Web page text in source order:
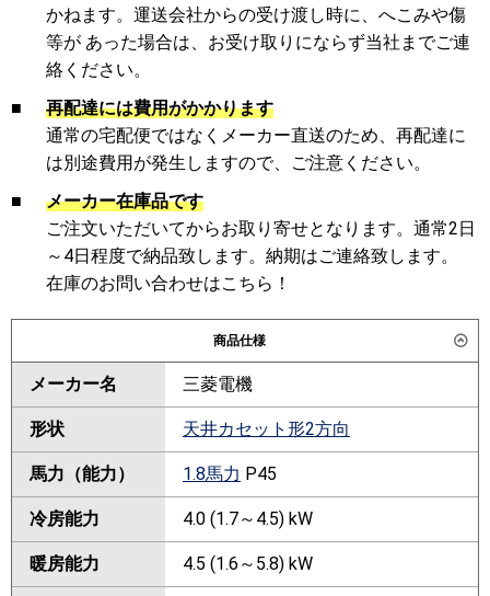
かねます。運送会社からの受け渡し時に、へこみや傷
等が あった場合は、お受け取りにならず当社までご連
絡ください。
■
再配達には費用がかかります
通常の宅配便ではなくメーカー直送のため、再配達に
は別途費用が発生しますので、ご注意ください。
■
メーカー在庫品です
ご注文いただいてからお取り寄せとなります。通常2日
～4日程度で納品致します。納期はご連絡致します。
在庫のお問い合わせはこちら！
商品仕様
メーカー名 三菱電機
形状 天井カセット形2方向
馬力（能力） 1.8馬力 P45
冷房能力 4.0 (1.7～4.5) kW
暖房能力 4.5 (1.6～5.8) kW